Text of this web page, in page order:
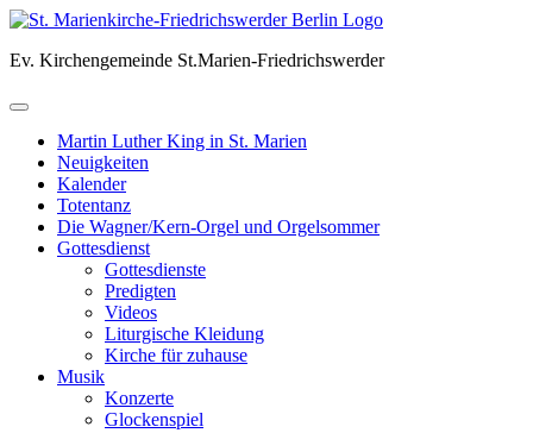
Skip
content
Ev. Kirchengemeinde St.Marien-Friedrichswerder
Martin Luther King in St. Marien
Neuigkeiten
Kalender
Totentanz
Die Wagner/Kern-Orgel und Orgelsommer
Gottesdienst
Gottesdienste
Predigten
Videos
Liturgische Kleidung
Kirche für zuhause
Musik
Konzerte
Glockenspiel